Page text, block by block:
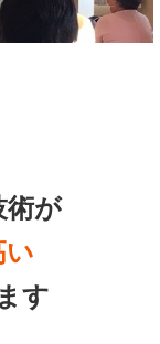
術が
い
す